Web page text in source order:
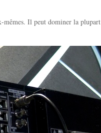
mêmes. Il peut dominer la plupart